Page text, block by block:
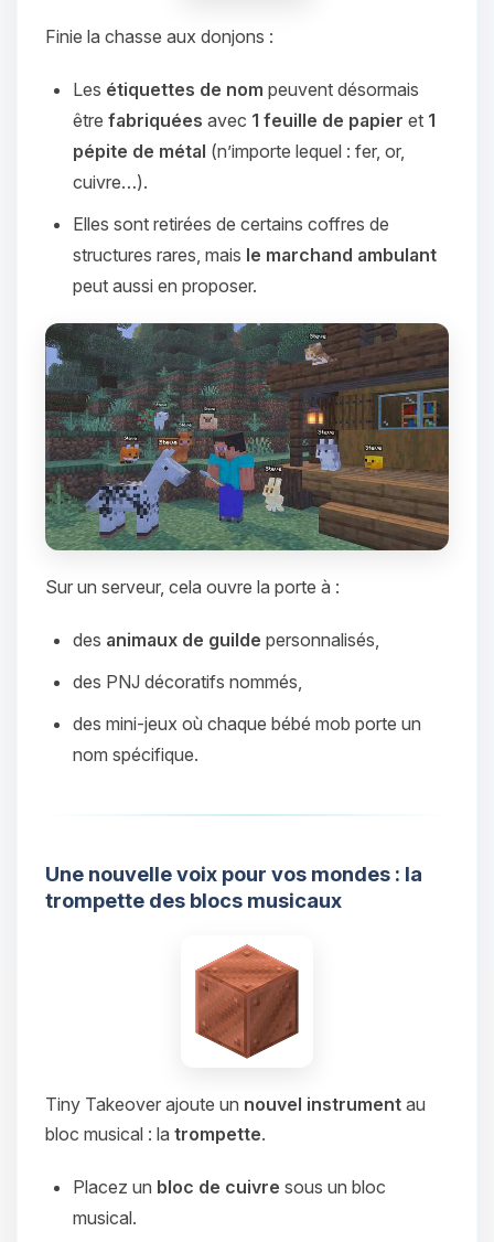
Finie la chasse aux donjons :
Les étiquettes de nom peuvent désormais
être fabriquées avec 1 feuille de papier et 1
pépite de métal (n’importe lequel : fer, or,
cuivre…).
Elles sont retirées de certains coffres de
structures rares, mais le marchand ambulant
peut aussi en proposer.
Sur un serveur, cela ouvre la porte à :
des animaux de guilde personnalisés,
des PNJ décoratifs nommés,
des mini-jeux où chaque bébé mob porte un
nom spécifique.
Une nouvelle voix pour vos mondes : la
trompette des blocs musicaux
Tiny Takeover ajoute un nouvel instrument au
bloc musical : la trompette.
Placez un bloc de cuivre sous un bloc
musical.
Youpi, enfin quelqu’un pour me
parler ! Moi c’est Choupy, ton petit
assistant BoxToPlay. Dis-moi ce dont
tu as besoin et je vais remuer mes
08/08/2026 à 10:56